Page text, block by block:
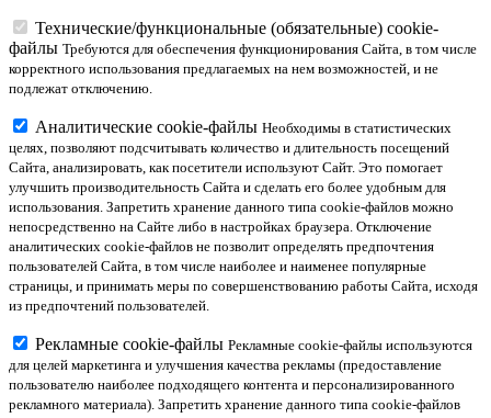
Технические/функциональные (обязательные) cookie-
файлы Требуются для обеспечения функционирования Сайта, в том числе
корректного использования предлагаемых на нем возможностей, и не
подлежат отключению.
Аналитические cookie-файлы Необходимы в статистических
целях, позволяют подсчитывать количество и длительность посещений
Сайта, анализировать, как посетители используют Сайт. Это помогает
улучшить производительность Сайта и сделать его более удобным для
использования. Запретить хранение данного типа cookie-файлов можно
непосредственно на Сайте либо в настройках браузера. Отключение
аналитических cookie-файлов не позволит определять предпочтения
пользователей Сайта, в том числе наиболее и наименее популярные
страницы, и принимать меры по совершенствованию работы Сайта, исходя
из предпочтений пользователей.
Рекламные cookie-файлы Рекламные cookie-файлы используются
для целей маркетинга и улучшения качества рекламы (предоставление
пользователю наиболее подходящего контента и персонализированного
рекламного материала). Запретить хранение данного типа cookie-файлов